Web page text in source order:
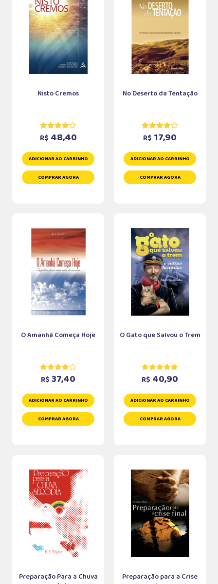
Nisto Cremos
R$ 48,40
ADICIONAR AO CARRINHO
COMPRAR AGORA
No Deserto da Tentação
R$ 17,90
ADICIONAR AO CARRINHO
COMPRAR AGORA
O Amanhã Começa Hoje
R$ 37,40
ADICIONAR AO CARRINHO
COMPRAR AGORA
O Gato que Salvou o Trem
R$ 40,90
ADICIONAR AO CARRINHO
COMPRAR AGORA
Preparação Para a Chuva
Preparação para a Crise